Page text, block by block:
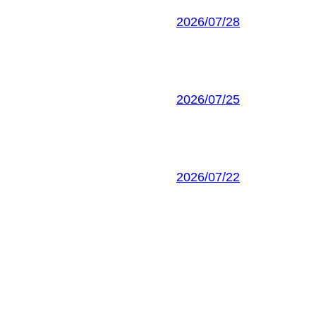
2026/07/28
2026/07/25
2026/07/22